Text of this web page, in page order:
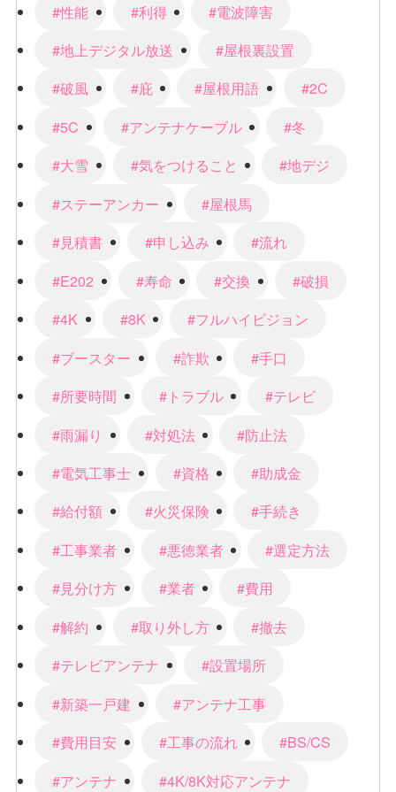
#性能 #利得
#電波障害
#地上デジタル放送
#屋根裏設置
#破風
#庇 #屋根用語
#2C
#5C
#アンテナケーブル
#冬
#大雪
#気をつけること
#地デジ
#ステーアンカー
#屋根馬
#見積書
#申し込み
#流れ
#E202
#寿命 #交換
#破損
#4K
#8K
#フルハイビジョン
#ブースター
#詐欺
#手口
#所要時間
#トラブル
#テレビ
#雨漏り
#対処法
#防止法
#電気工事士
#資格
#助成金
#給付額
#火災保険
#手続き
#工事業者
#悪徳業者
#選定方法
#見分け方
#業者
#費用
#解約
#取り外し方
#撤去
#テレビアンテナ
#設置場所
#新築一戸建
#アンテナ工事
#費用目安
#工事の流れ
#BS/CS
#アンテナ
#4K/8K対応アンテナ